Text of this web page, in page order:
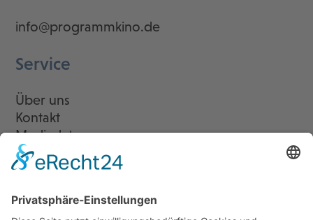
info@programmkino.de
Service
Über uns
Kontakt
Mediadaten
Newsletter
LogIn
Legal